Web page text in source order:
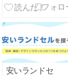
安いランドセ